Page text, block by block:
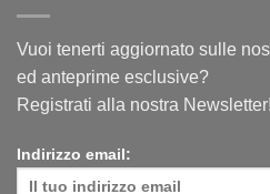
Vuoi tenerti aggiornato sulle
ed anteprime esclusive?
Registrati alla nostra Newsletter!
Indirizzo email: